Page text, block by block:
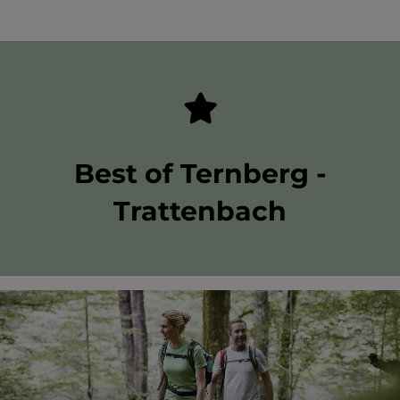
Best of Ternberg -
Trattenbach